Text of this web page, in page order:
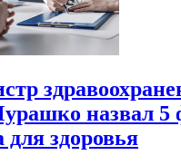
назвал 5
для здоровья